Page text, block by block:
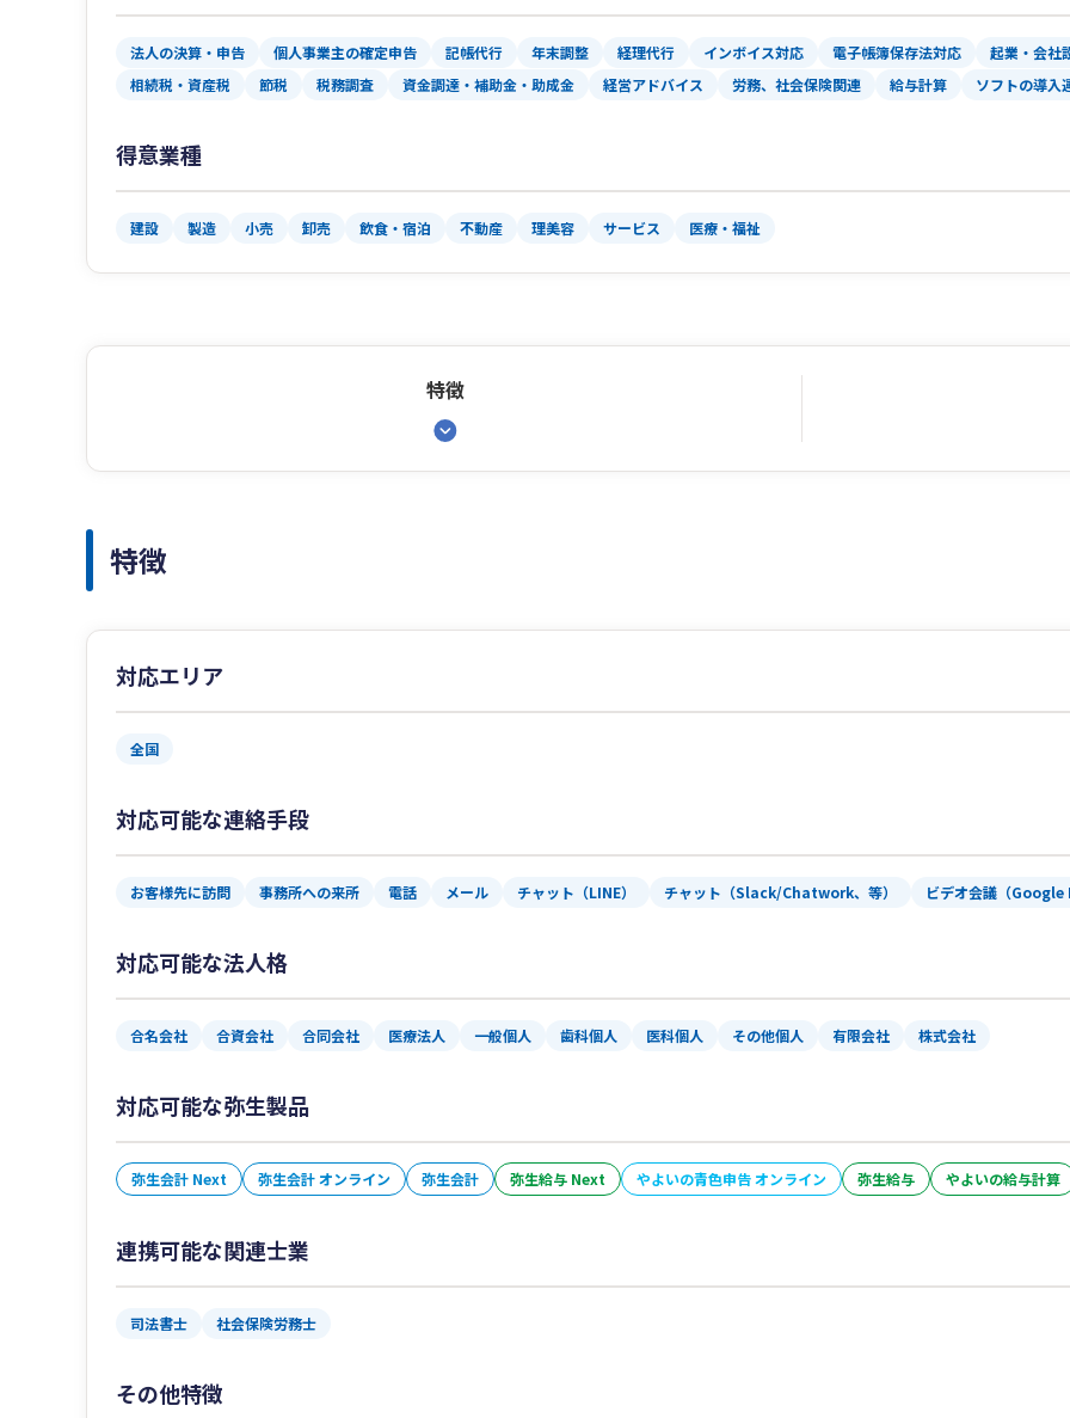
法人の決算・申告 個人事業主の確定申告 記帳代行 年末調整 経理代行 インボイス対応 電子帳簿保存法対応
起業・会社
相続税・資産税
節税 税務調査 資金調達・補助金・助成金 経営アドバイス 労務、社会保険関連 給与計算 ソフトの導入
得意業種
建設 製造 小売 卸売 飲食・宿泊 不動産 理美容 サービス 医療・福祉
特徴
特徴
対応エリア
全国
対応可能な連絡手段
お客様先に訪問 事務所への来所 電話 メール チャット（LINE） チャット（Slack/Chatwork、等） ビデオ会議（
対応可能な法人格
合名会社 合資会社 合同会社 医療法人 一般個人 歯科個人 医科個人 その他個人 有限会社 株式会社
対応可能な弥生製品
弥生会計 Next 弥生会計 オンライン 弥生会計 弥生給与 Next やよいの青色申告 オンライン 弥生給与 やよいの給与計算
連携可能な関連士業
司法書士 社会保険労務士
その他特徴